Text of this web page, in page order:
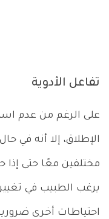
تفاعل الأدوية
على الرغم من عدم
الإطلاق، إلا أنه في
مختلفين معًا حتى إذا
يرغب الطبيب في
احتياطات أخرى